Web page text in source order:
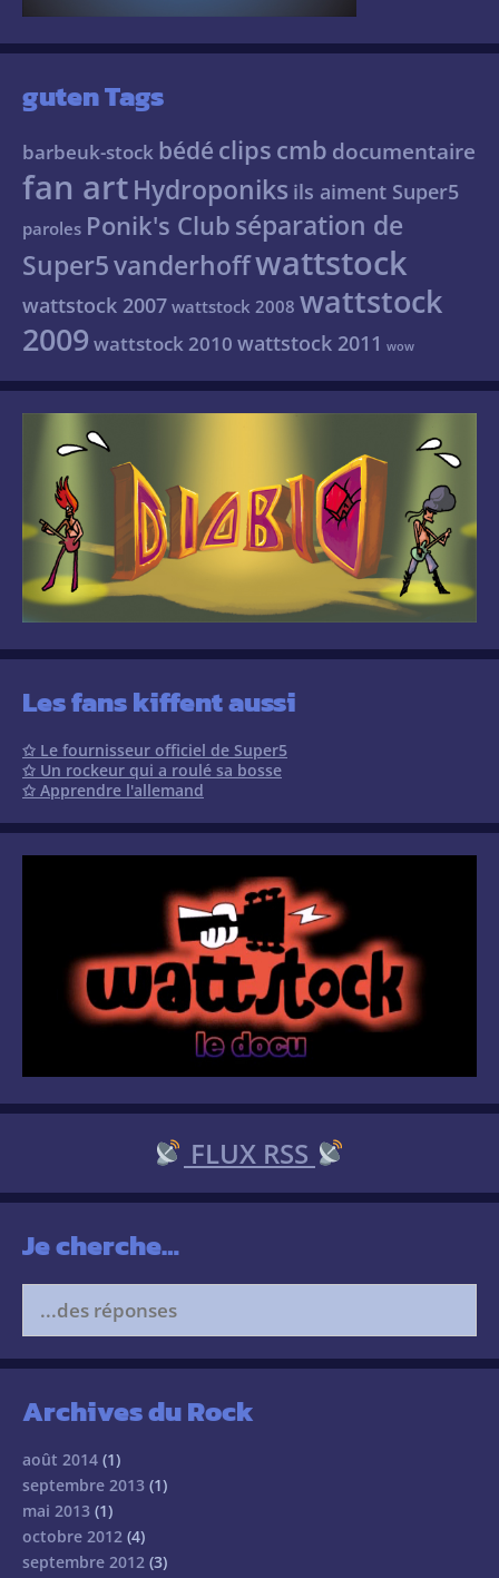
guten Tags
barbeuk-stock bédé clips cmb documentaire
fan artHydroponiks ils aiment Super5
paroles Ponik's Club séparation de
Super5vanderhoffwattstock
wattstock 2007 wattstock 2008 wattstock
2009 wattstock 2010 wattstock 2011 wow
Les fans kiffent aussi
✩ Le fournisseur officiel de Super5
✩ Un rockeur qui a roulé sa bosse
✩ Apprendre l'allemand
FLUX RSS
Je cherche…
Search
for:
Archives du Rock
août 2014 (1)
septembre 2013 (1)
mai 2013 (1)
octobre 2012 (4)
septembre 2012 (3)